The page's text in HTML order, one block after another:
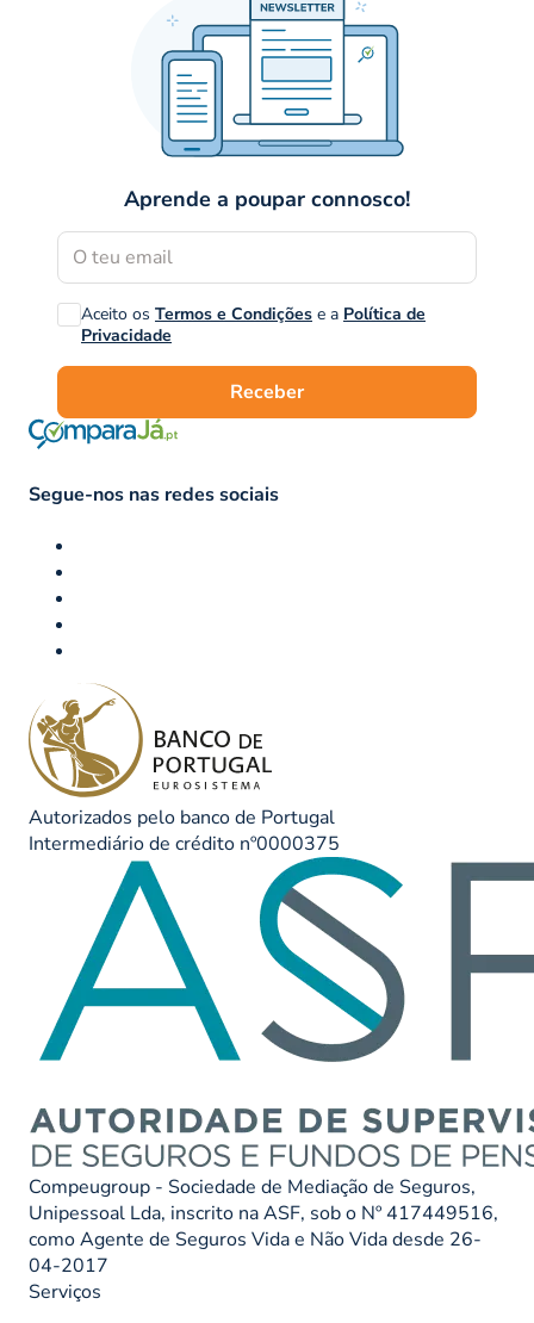
Aprende a poupar connosco!
Aceito os Termos e Condições e a Política de
Privacidade
Receber
Segue-nos nas redes sociais
Autorizados pelo banco de Portugal
Intermediário de crédito nº0000375
Compeugroup - Sociedade de Mediação de Seguros,
Unipessoal Lda, inscrito na ASF, sob o Nº 417449516,
como Agente de Seguros Vida e Não Vida desde 26-
04-2017
Serviços